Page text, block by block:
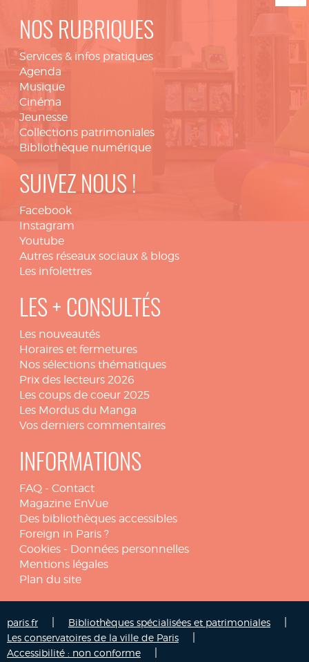
NOS RUBRIQUES
Services & infos pratiques
Agenda
Musique
Cinéma
Jeunesse
Collections patrimoniales
Bibliothèque numérique
SUIVEZ NOUS !
Facebook
Instagram
Youtube
Autres réseaux sociaux & blogs
Les infolettres
LES + CONSULTÉS
Les nouveautés
Horaires et fermetures
Nos sélections thématiques
Prix des lecteurs 2026
Les coups de coeur 2025
Les Mordus du Manga
Vos derniers commentaires
INFORMATIONS
FAQ - Contact
Magazine EnVue
Des bibliothèques accessibles
Foreign in Paris ?
Cookies - Données personnelles
Mentions légales
Plan du site
paris.fr Bibliothèques spécialisées et patrimoniales
Les conservatoires de la ville de Paris
Accessibilité : non conforme